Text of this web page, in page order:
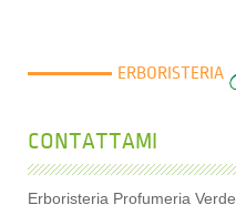
ERBORISTERIA
CONTATTAMI
Erboristeria Profumeria Verde